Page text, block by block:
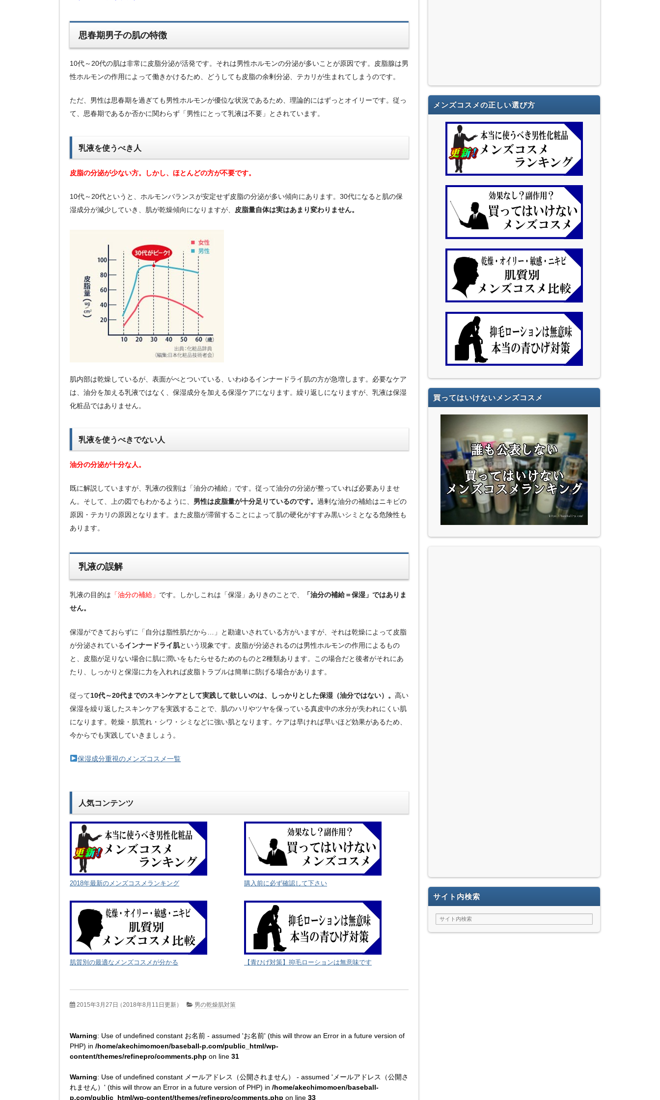
思春期男子の肌の特徴
10代～20代の肌は非常に皮脂分泌が活発です。それは男性ホルモンの分泌が多いことが原因です。皮脂腺は男
性ホルモンの作用によって働きかけるため、どうしても皮脂の余剰分泌、テカリが生まれてしまうのです。
ただ、男性は思春期を過ぎても男性ホルモンが優位な状況であるため、理論的にはずっとオイリーです。従っ
て、思春期であるか否かに関わらず「男性にとって乳液は不要」とされています。
乳液を使うべき人
皮脂の分泌が少ない方。しかし、ほとんどの方が不要です。
10代～20代というと、ホルモンバランスが安定せず皮脂の分泌が多い傾向にあります。30代になると肌の保
湿成分が減少していき、肌が乾燥傾向になりますが、
皮脂量自体は実はあまり変わりません。
肌内部は乾燥しているが、表面がべとついている、いわゆるインナードライ肌の方が急増します。必要なケア
は、油分を加える乳液ではなく、保湿成分を加える保湿ケアになります。繰り返しになりますが、乳液は保湿
化粧品ではありません。
乳液を使うべきでない人
油分の分泌が十分な人。
既に解説していますが、乳液の役割は「油分の補給」です。従って油分の分泌が整っていれば必要ありませ
ん。そして、上の図でもわかるように、 男性は皮脂量が十分足りているのです。 過剰な油分の補給はニキビの
原因・テカリの原因となります。また皮脂が滞留することによって肌の硬化がすすみ黒いシミとなる危険性も
あります。
乳液の誤解
乳液の目的は 「油分の補給」 です。しかしこれは「保湿」ありきのことで、
「油分の補給＝保湿」ではありま
せん。
保湿ができておらずに「自分は脂性肌だから…」と勘違いされている方がいますが、それは乾燥によって皮脂
が分泌されているインナードライ肌という現象です。皮脂が分泌されるのは男性ホルモンの作用によるもの
と、皮脂が足りない場合に肌に潤いをもたらせるためのものと2種類あります。この場合だと後者がそれにあ
たり、しっかりと保湿に力を入れれば皮脂トラブルは簡単に防げる場合があります。
従って10代～20代までのスキンケアとして実践して欲しいのは、しっかりとした保湿（油分ではない）。 高い
保湿を繰り返したスキンケアを実践することで、肌のハリやツヤを保っている真皮中の水分が失われにくい肌
になります。乾燥・肌荒れ・シワ・シミなどに強い肌となります。ケアは早ければ早いほど効果があるため、
今からでも実践していきましょう。
保湿成分重視のメンズコスメ一覧
人気コンテンツ
2018年最新のメンズコスメランキング 購入前に必ず確認して下さい
肌質別の最適なメンズコスメが分かる 【青ひげ対策】抑毛ローションは無意味です
2015年3月27日（2018年8月11日更新） 男の乾燥肌対策
Warning: Use of undefined constant お名前 - assumed 'お名前' (this will throw an Error in a future version of
PHP) in /home/akechimomoen/baseball-p.com/public_html/wp-
content/themes/refinepro/comments.php on line 31
Warning: Use of undefined constant メールアドレス（公開されません） - assumed 'メールアドレス（公開さ
れません）' (this will throw an Error in a future version of PHP) in /home/akechimomoen/baseball-
p.com/public_html/wp-content/themes/refinepro/comments.php on line 33
メンズコスメの正しい選び方
買ってはいけないメンズコスメ
サイト内検索